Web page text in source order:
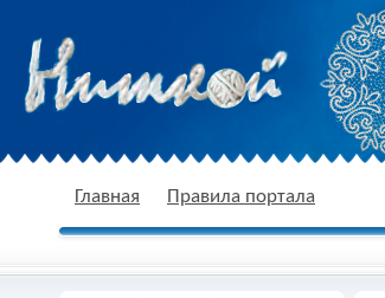
Главная Правила портала